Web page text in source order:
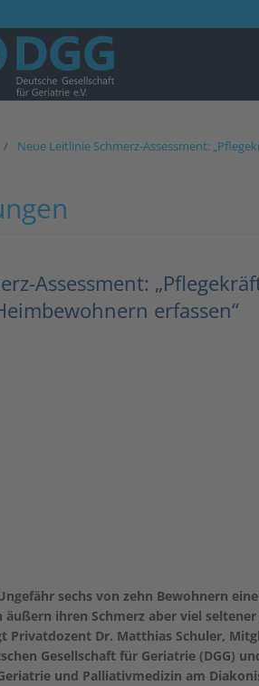
Neue Leitlinie Schmerz-Assessment:
Assessment:
erfassen“
sechs von zehn Bewohnern
äußern ihren Schmerz aber viel
Privatdozent Dr. Matthias Schuler,
Gesellschaft für Geriatrie (DGG)
und Palliativmedizin am